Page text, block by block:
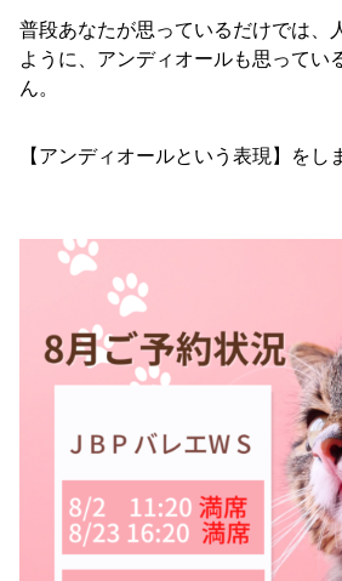
普段あなたが思っているだけでは、
ように、アンディオールも思ってい
ん。
【アンディオールという表現】をし